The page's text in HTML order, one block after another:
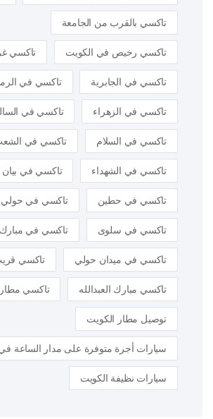
تاكسي بالقرب من الجامعة
تاكسي رخيص في الكويت تاكسي
تاكسي في الجابرية تاكسي في
تاكسي في الزهراء تاكسي في
تاكسي في السلام تاكسي في
تاكسي في الشهداء تاكسي في بيان
تاكسي في حطين تاكسي في حولي
تاكسي في سلوى تاكسي في مبارك
تاكسي في ميدان حولي تاكسي
تاكسي مبارك العبدالله تاكسي
توصيل مطار الكويت
سيارات أجرة متوفرة على مدار الساعة
سيارات نظيفة الكويت